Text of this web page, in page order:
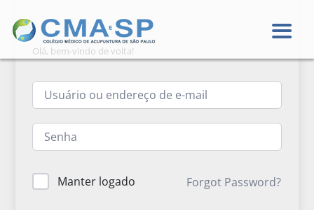
Olá, bem-vindo de volta!
Manter logado Forgot Password?